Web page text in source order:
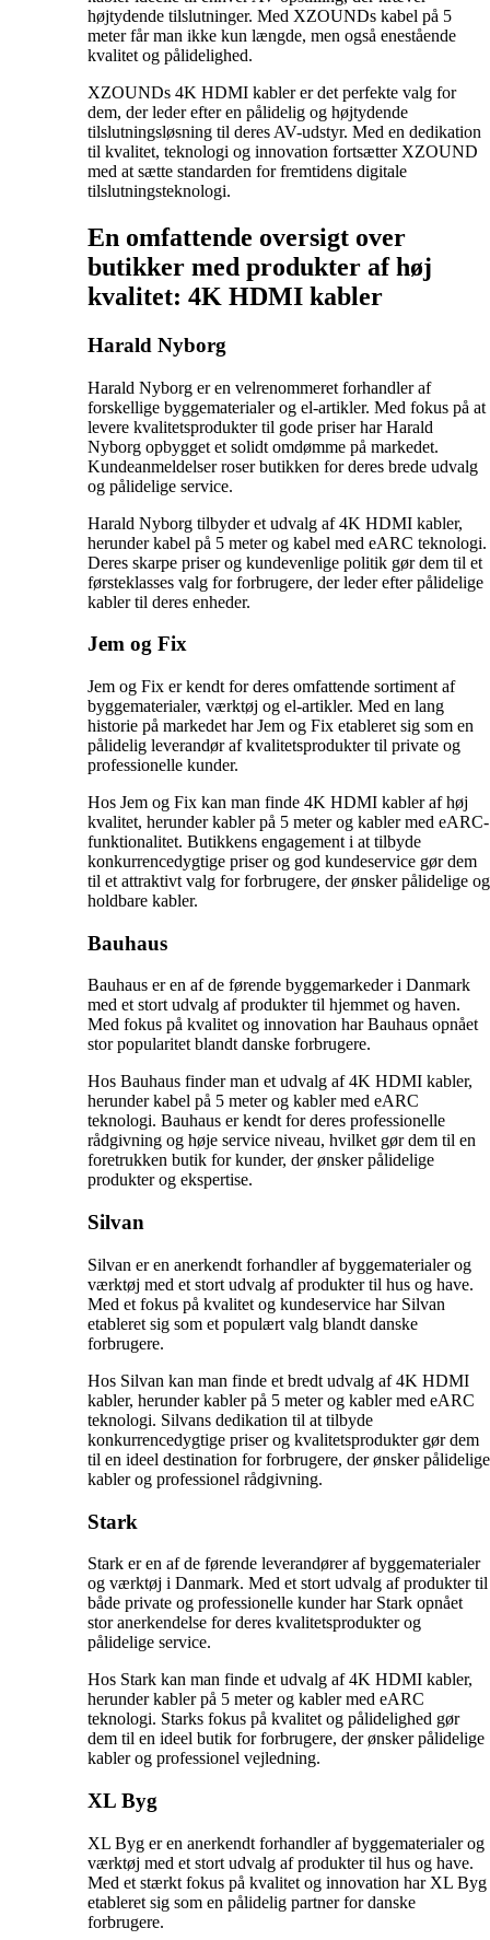
højtydende tilslutninger. Med XZOUNDs kabel på 5
meter får man ikke kun længde, men også enestående
kvalitet og pålidelighed.
XZOUNDs 4K HDMI kabler er det perfekte valg for
dem, der leder efter en pålidelig og højtydende
tilslutningsløsning til deres AV-udstyr. Med en dedikation
til kvalitet, teknologi og innovation fortsætter XZOUND
med at sætte standarden for fremtidens digitale
tilslutningsteknologi.
En omfattende oversigt over
butikker med produkter af høj
kvalitet: 4K HDMI kabler
Harald Nyborg
Harald Nyborg er en velrenommeret forhandler af
forskellige byggematerialer og el-artikler. Med fokus på at
levere kvalitetsprodukter til gode priser har Harald
Nyborg opbygget et solidt omdømme på markedet.
Kundeanmeldelser roser butikken for deres brede udvalg
og pålidelige service.
Harald Nyborg tilbyder et udvalg af 4K HDMI kabler,
herunder kabel på 5 meter og kabel med eARC teknologi.
Deres skarpe priser og kundevenlige politik gør dem til et
førsteklasses valg for forbrugere, der leder efter pålidelige
kabler til deres enheder.
Jem og Fix
Jem og Fix er kendt for deres omfattende sortiment af
byggematerialer, værktøj og el-artikler. Med en lang
historie på markedet har Jem og Fix etableret sig som en
pålidelig leverandør af kvalitetsprodukter til private og
professionelle kunder.
Hos Jem og Fix kan man finde 4K HDMI kabler af høj
kvalitet, herunder kabler på 5 meter og kabler med eARC-
funktionalitet. Butikkens engagement i at tilbyde
konkurrencedygtige priser og god kundeservice gør dem
til et attraktivt valg for forbrugere, der ønsker pålidelige og
holdbare kabler.
Bauhaus
Bauhaus er en af de førende byggemarkeder i Danmark
med et stort udvalg af produkter til hjemmet og haven.
Med fokus på kvalitet og innovation har Bauhaus opnået
stor popularitet blandt danske forbrugere.
Hos Bauhaus finder man et udvalg af 4K HDMI kabler,
herunder kabel på 5 meter og kabler med eARC
teknologi. Bauhaus er kendt for deres professionelle
rådgivning og høje service niveau, hvilket gør dem til en
foretrukken butik for kunder, der ønsker pålidelige
produkter og ekspertise.
Silvan
Silvan er en anerkendt forhandler af byggematerialer og
værktøj med et stort udvalg af produkter til hus og have.
Med et fokus på kvalitet og kundeservice har Silvan
etableret sig som et populært valg blandt danske
forbrugere.
Hos Silvan kan man finde et bredt udvalg af 4K HDMI
kabler, herunder kabler på 5 meter og kabler med eARC
teknologi. Silvans dedikation til at tilbyde
konkurrencedygtige priser og kvalitetsprodukter gør dem
til en ideel destination for forbrugere, der ønsker pålidelige
kabler og professionel rådgivning.
Stark
Stark er en af de førende leverandører af byggematerialer
og værktøj i Danmark. Med et stort udvalg af produkter til
både private og professionelle kunder har Stark opnået
stor anerkendelse for deres kvalitetsprodukter og
pålidelige service.
Hos Stark kan man finde et udvalg af 4K HDMI kabler,
herunder kabler på 5 meter og kabler med eARC
teknologi. Starks fokus på kvalitet og pålidelighed gør
dem til en ideel butik for forbrugere, der ønsker pålidelige
kabler og professionel vejledning.
XL Byg
XL Byg er en anerkendt forhandler af byggematerialer og
værktøj med et stort udvalg af produkter til hus og have.
Med et stærkt fokus på kvalitet og innovation har XL Byg
etableret sig som en pålidelig partner for danske
forbrugere.